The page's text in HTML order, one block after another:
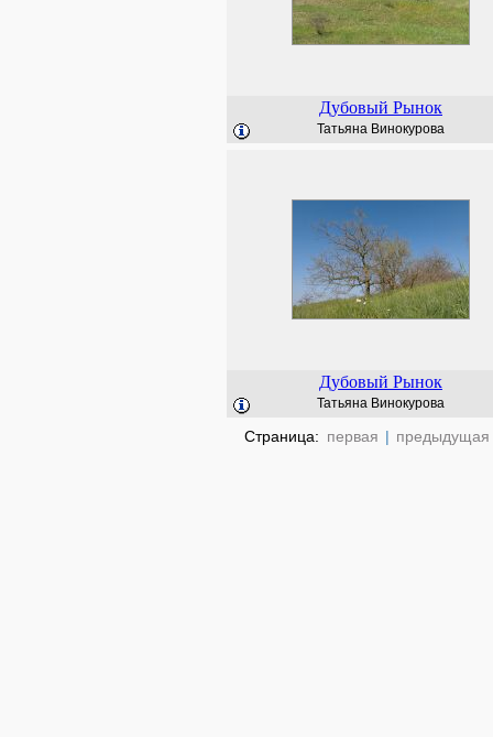
Дубовый Рынок
Татьяна Винокурова
Дубовый Рынок
Татьяна Винокурова
Страница: первая | предыдущая